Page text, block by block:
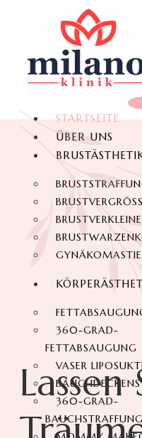
STARTSEITE
ÜBER UNS
GYNÄKOMASTIE
360-GRAD-
FETTABSAUGUNG
VASER
360-GRAD-
BAUCHSTRAFFUNG